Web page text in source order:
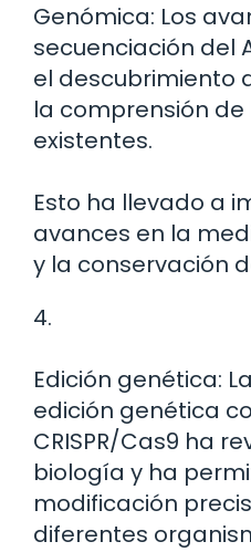
Genómica: Los
secuenciación del
el descubrimiento
la comprensión de
existentes.
Esto ha llevado a
avances en la
y la conservación
4.
Edición genética:
edición genética
CRISPR/Cas9 ha
biología y ha
modificación
diferentes